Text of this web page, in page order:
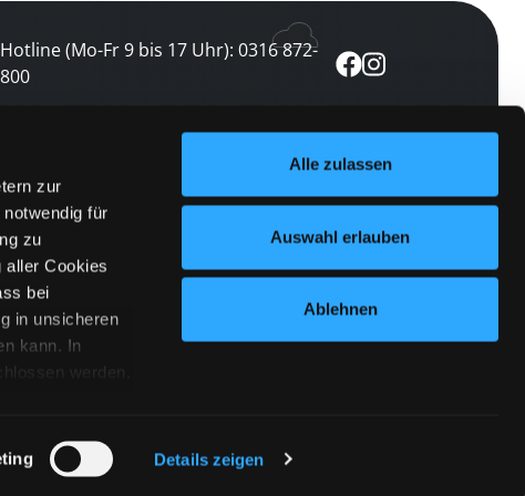
zur
für
zu
aller Cookies
bei
in unsicheren
kann. In
werden.
ähnlichen
Button links
Details zeigen
Alle zulassen
Auswahl erlauben
Ablehnen
Hotline (Mo-Fr 9 bis 17 Uhr): 0316 872-
800
Newsletter abonnieren
und keine Veranstaltung verpassen
jetzt abonnieren